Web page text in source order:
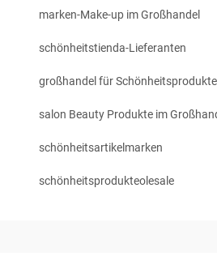
marken-Make-up im Großhandel
schönheitstienda-Lieferanten
großhandel für Schönheitsprodukte
salon Beauty Produkte im
schönheitsartikelmarken
schönheitsprodukteolesale